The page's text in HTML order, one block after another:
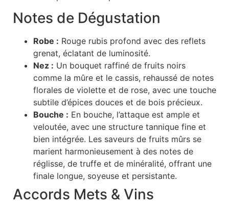
Notes de Dégustation
Robe : Rouge rubis profond avec des reflets
grenat, éclatant de luminosité.
Nez : Un bouquet raffiné de fruits noirs
comme la mûre et le cassis, rehaussé de notes
florales de violette et de rose, avec une touche
subtile d’épices douces et de bois précieux.
Bouche : En bouche, l’attaque est ample et
veloutée, avec une structure tannique fine et
bien intégrée. Les saveurs de fruits mûrs se
marient harmonieusement à des notes de
réglisse, de truffe et de minéralité, offrant une
finale longue, soyeuse et persistante.
Accords Mets & Vins